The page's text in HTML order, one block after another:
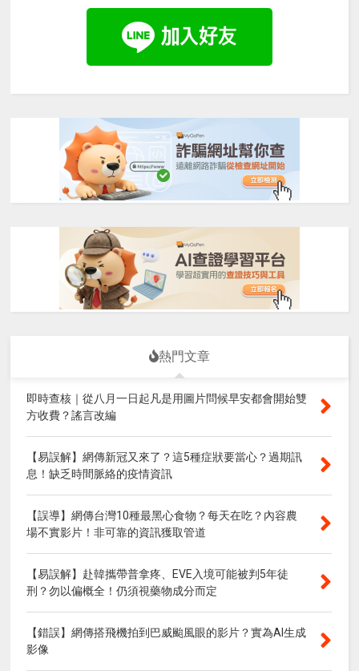
熱門文章
即時查核｜從八月一日起凡是用圖片問候早安都會開始雙
方收費？謠言改編
【易誤解】網傳新冠又來了？這5種症狀要當心？過期訊
息！缺乏時間脈絡的疫情資訊
【誤導】網傳台灣10種最黑心食物？每天在吃？內容農
場不實影片！非可靠的資訊獲取管道
【易誤解】赴韓攜帶普拿疼、EVE入境可能被判5年徒
刑？勿以偏概全！仍須視藥物成分而定
【錯誤】網傳搭飛機拍到巴威颱風眼的影片？實為AI生成
影像